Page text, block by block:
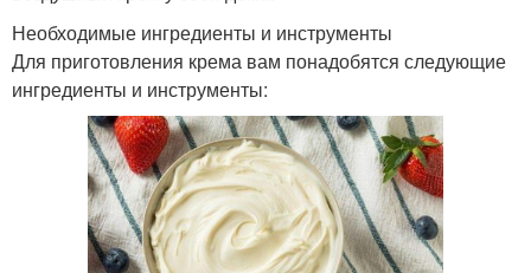
Необходимые ингредиенты и инструменты
Для приготовления крема вам понадобятся следующие
ингредиенты и инструменты: